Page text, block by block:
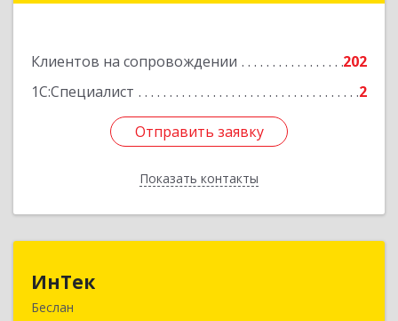
Клиентов на сопровождении
202
1С:Специалист
2
Отправить заявку
Показать контакты
Отправить заявку
Назад
ИнТек
Беслан